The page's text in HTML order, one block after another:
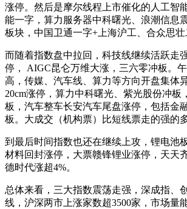
涨停。然后是摩尔线程上市催化的人工智
能一字，算力服务器中科曙光、浪潮信息
板块，中国卫通一字+上海沪工、合众思壮
而随着指数盘中拉回，科技线继续活跃走
停， AIGC昆仑万维大涨，三六零冲板。
高，传媒、汽车线、算力等方向开盘集体
20cm涨停，算力中科曙光、紫光股份冲板
板，汽车整车长安汽车尾盘涨停，包括金
板。大成交（机构票）比短线票走的强的多
到最后时间指数也还在继续上攻，锂电池
材料回封涨停，大票赣锋锂业涨停，天天
德时代涨超4%。
总体来看，三大指数震荡走强，深成指、
线，沪深两市上涨家数超3500家，市场量